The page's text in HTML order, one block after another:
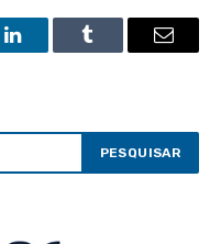
LinkedInTumblr Email